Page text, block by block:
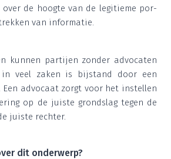
over de hoog­te van de legi­tie­me por­
van informatie.
kun­nen par­tij­en zon­der advo­ca­ten
in veel zaken is bij­stand door een
advo­caat zorgt voor het instel­len
op de juis­te grond­slag tegen de
juis­te rechter.
dit onderwerp?